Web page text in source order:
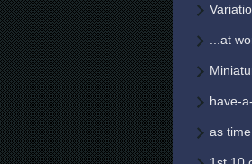
...at
have-
as